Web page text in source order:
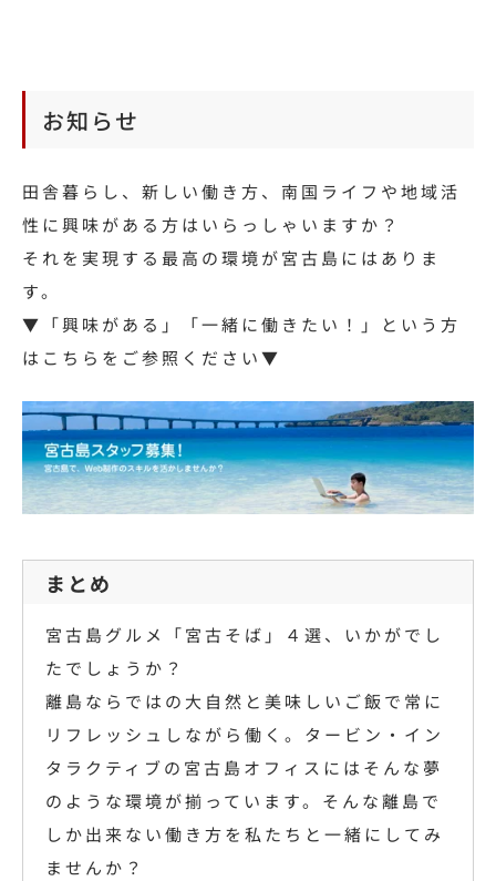
お知らせ
田舎暮らし、新しい働き方、南国ライフや地域活
性に興味がある方はいらっしゃいますか？
それを実現する最高の環境が宮古島にはありま
す。
▼「興味がある」「一緒に働きたい！」という方
はこちらをご参照ください▼
まとめ
宮古島グルメ「宮古そば」４選、いかがでし
たでしょうか？
離島ならではの大自然と美味しいご飯で常に
リフレッシュしながら働く。タービン・イン
タラクティブの宮古島オフィスにはそんな夢
のような環境が揃っています。そんな離島で
しか出来ない働き方を私たちと一緒にしてみ
ませんか？